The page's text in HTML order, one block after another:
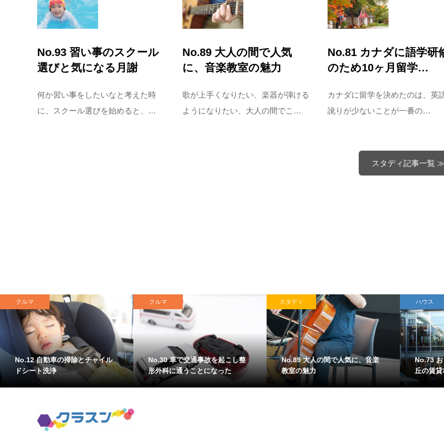
No.93 習い事のスクール
選びと気になる月謝
何か習い事をしたいなと考えた時
に、スクール選びを始めると、…
No.89 大人の間で人気
に、音楽教室の魅力
歌が上手くなりたい、楽器が弾ける
ようになりたい、大人の間でこ…
No.81 カナダに語学研
のため10ヶ月留学…
カナダに留学を決めたのは、英
訛りが少ないことが一番の…
スタディ記事一覧 ≫
クルマ
No.12 自動車の掃除とチャイル
ドシート洗浄
クルマ
No.30 車で交通事故を起こし整
形外科に通うことになった
スタディ
No.89 大人の間で人気に、音楽
教室の魅力
ハウス
No.73
丘の賃